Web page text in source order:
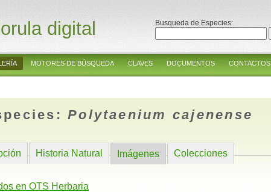
digital Busqueda de Especies:
MOTORES DE BÚSQUEDA CLAVES DOCUMENTOS CONTACTOS
Polytaenium cajenense
Historia Natural Imágenes Colecciones
en OTS Herbaria